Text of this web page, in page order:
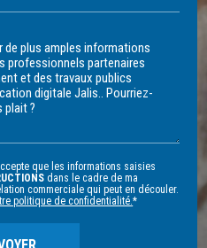
que les informations saisies
dans le cadre de ma
commerciale qui peut en découler.
politique de confidentialité.*